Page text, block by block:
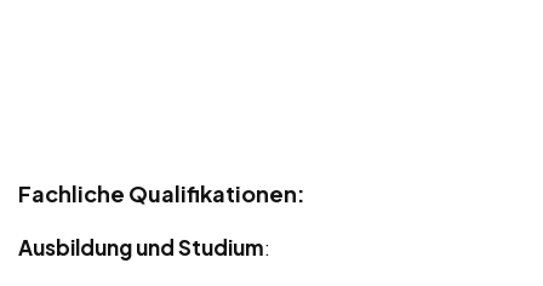
Fachliche Qualifikationen:
Ausbildung und Studium: